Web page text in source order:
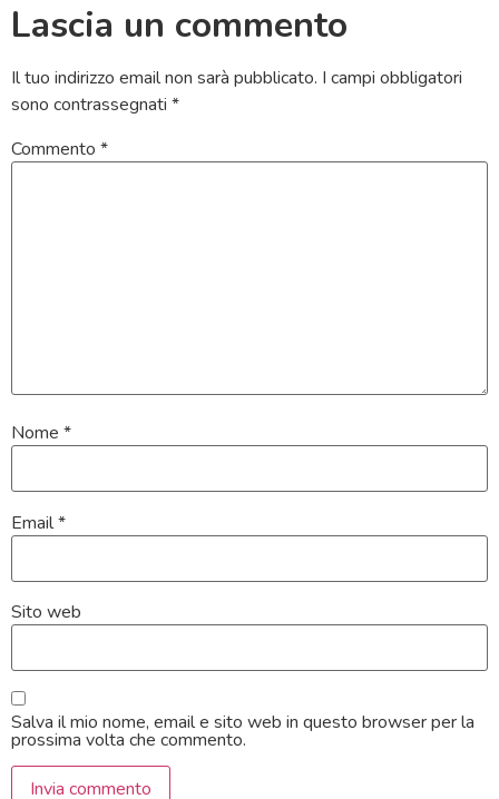
Lascia un commento
Il tuo indirizzo email non sarà pubblicato. I campi obbligatori
sono contrassegnati *
Commento *
Nome *
Email*
Sito web
Salva il mio nome, email e sito web in questo browser per la
prossima volta che commento.